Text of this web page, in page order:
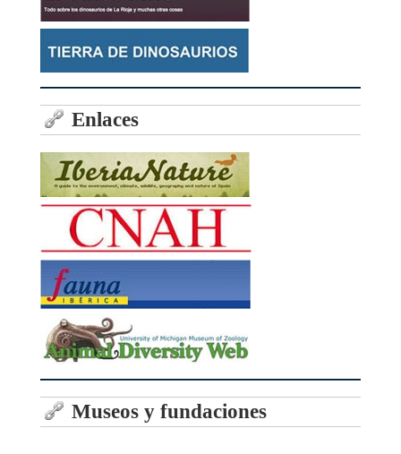
Enlaces
Museos y fundaciones